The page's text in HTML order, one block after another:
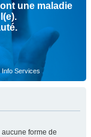
une maladie
Services
forme de